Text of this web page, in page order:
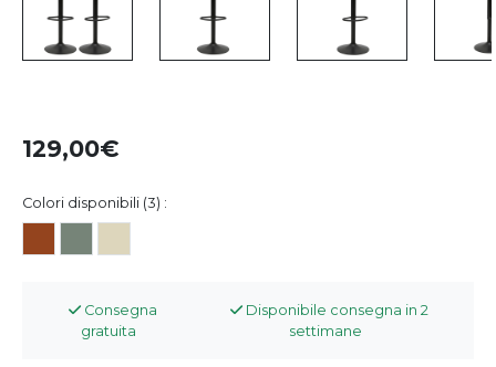
129,00
Colori disponibili (3) :
Consegna
gratuita
Disponibile consegna in 2
settimane